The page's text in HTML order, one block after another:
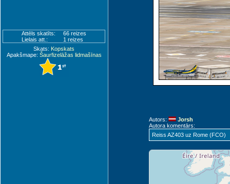
Attēls skatīts:
66 reizes
Lielais att.:
1 reizes
Skats: Kopskats
Apakšmape: Šaurfizelāžas lidmašīnas
Autors:
Jorsh
Autora komentārs:
Reiss AZ403 uz Rome (FCO)